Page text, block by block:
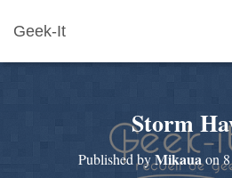
Geek-It
Storm
Published byMikauaon